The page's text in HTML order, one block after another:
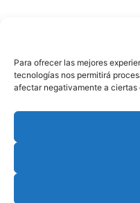
Para ofrecer las mejores
tecnologías nos permitirá
afectar negativamente a